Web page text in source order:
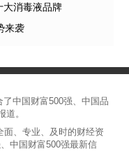
大消毒液品牌
来袭
中国财富500强、中国品
道。
面、专业、及时的财经资
中国财富500强最新信